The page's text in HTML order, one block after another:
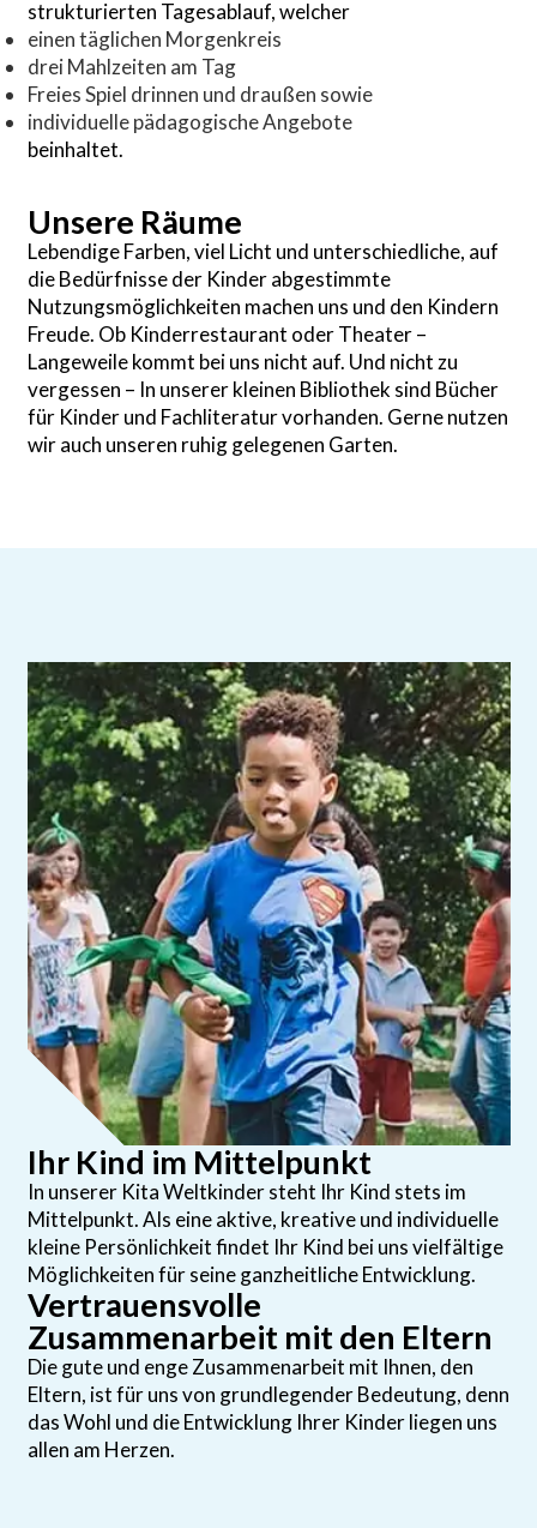
strukturierten Tagesablauf, welcher
einen täglichen Morgenkreis
drei Mahlzeiten am Tag
Freies Spiel drinnen und draußen sowie
individuelle pädagogische Angebote
beinhaltet.
Unsere Räume
Lebendige Farben, viel Licht und unterschiedliche, auf
die Bedürfnisse der Kinder abgestimmte
Nutzungsmöglichkeiten machen uns und den Kindern
Freude. Ob Kinderrestaurant oder Theater –
Langeweile kommt bei uns nicht auf. Und nicht zu
vergessen – In unserer kleinen Bibliothek sind Bücher
für Kinder und Fachliteratur vorhanden. Gerne nutzen
wir auch unseren ruhig gelegenen Garten.
Ihr Kind im Mittelpunkt
In unserer Kita Weltkinder steht Ihr Kind stets im
Mittelpunkt. Als eine aktive, kreative und individuelle
kleine Persönlichkeit findet Ihr Kind bei uns vielfältige
Möglichkeiten für seine ganzheitliche Entwicklung.
Vertrauensvolle
Zusammenarbeit mit den Eltern
Die gute und enge Zusammenarbeit mit Ihnen, den
Eltern, ist für uns von grundlegender Bedeutung, denn
das Wohl und die Entwicklung Ihrer Kinder liegen uns
allen am Herzen.